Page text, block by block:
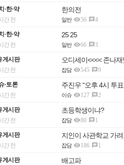
·한·약 한의전
간 전 일반 56 4
·한·약 25 25
간 전 일반 66 3
게시판 오디세이<<<< 존나
간 전 잡담 545 9
·토론 주진우 “오후 4시 투
간 전 이슈 127 2
게시판 초등학생이냐?
간 전 잡담 80 1
게시판 지인이 사관학교 가
간 전 잡담 186 1
게시판 배고파